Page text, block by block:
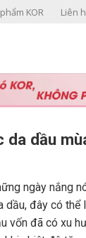
KOR Liên
da dầu
ngày nắng
đây có thể
vốn đã có xu